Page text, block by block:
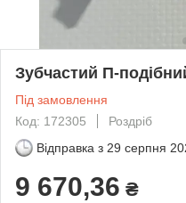
Зубчастий П-
Під замовлення
Код: 172305
Роздріб
Відправка з 29 серпня
9 670,36 ₴